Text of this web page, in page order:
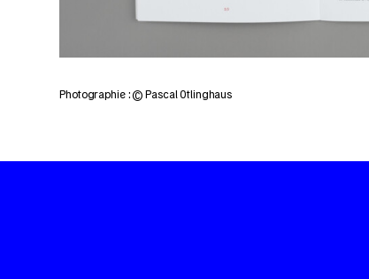
Photographie : © Pascal Otlinghaus